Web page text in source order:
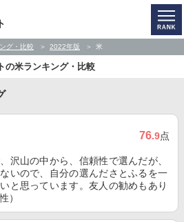
グ・比較 2022年版 米
の米ランキング・比較
76.9点
沢山の中から、信頼性で選んだが、
いので、自分の選んださとふるを一
と思っています。友人の勧めもあり
）